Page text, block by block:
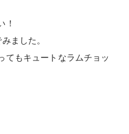
！
ました。
てもキュートなラムチョッ